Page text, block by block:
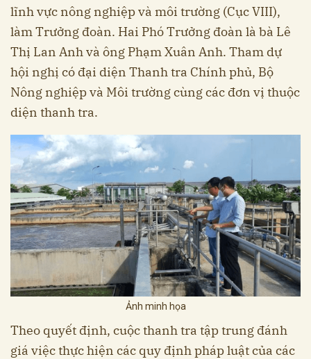
lĩnh vực nông nghiệp và môi trường (Cục VIII),
làm Trưởng đoàn. Hai Phó Trưởng đoàn là bà Lê
Thị Lan Anh và ông Phạm Xuân Anh. Tham dự
hội nghị có đại diện Thanh tra Chính phủ, Bộ
Nông nghiệp và Môi trường cùng các đơn vị thuộc
diện thanh tra.
Ảnh minh họa
Theo quyết định, cuộc thanh tra tập trung đánh
giá việc thực hiện các quy định pháp luật của các